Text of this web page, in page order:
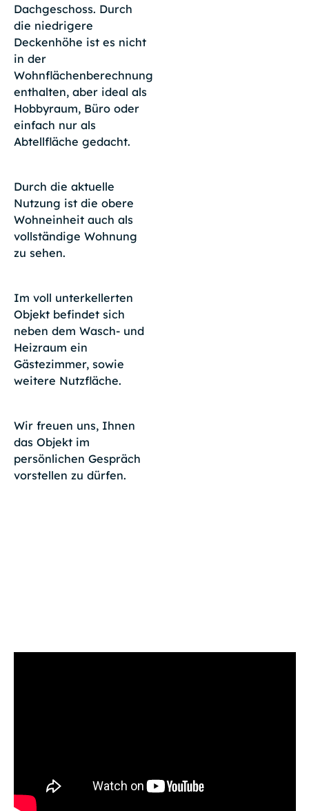
Dachgeschoss. Durch
die niedrigere
Deckenhöhe ist es nicht
in der
Wohnflächenberechnung
enthalten, aber ideal als
Hobbyraum, Büro oder
einfach nur als
Abtellfläche gedacht.
Durch die aktuelle
Nutzung ist die obere
Wohneinheit auch als
vollständige Wohnung
zu sehen.
Im voll unterkellerten
Objekt befindet sich
neben dem Wasch- und
Heizraum ein
Gästezimmer, sowie
weitere Nutzfläche.
Wir freuen uns, Ihnen
das Objekt im
persönlichen Gespräch
vorstellen zu dürfen.